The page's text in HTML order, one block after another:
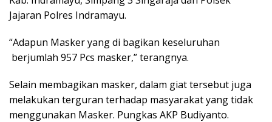
Jajaran Polres Indramayu.
“Adapun Masker yang di bagikan keseluruhan
berjumlah 957 Pcs masker,” terangnya.
Selain membagikan masker, dalam giat tersebut juga
melakukan terguran terhadap masyarakat yang tidak
menggunakan Masker. Pungkas AKP Budiyanto.